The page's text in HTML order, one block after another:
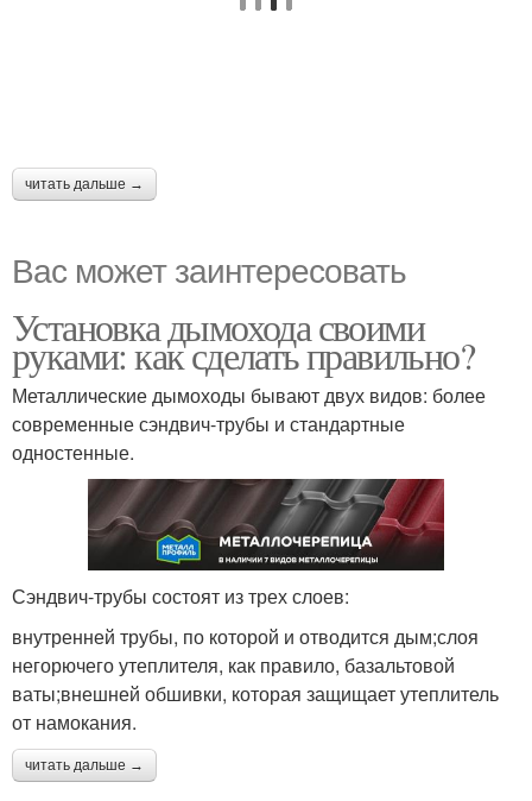
читать дальше →
Вас может заинтересовать
Установка дымохода своими
руками: как сделать правильно?
Металлические дымоходы бывают двух видов: более
современные сэндвич-трубы и стандартные
одностенные.
Сэндвич-трубы состоят из трех слоев:
внутренней трубы, по которой и отводится дым;слоя
негорючего утеплителя, как правило, базальтовой
ваты;внешней обшивки, которая защищает утеплитель
от намокания.
читать дальше →